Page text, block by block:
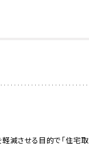
減させる目的で「住宅取